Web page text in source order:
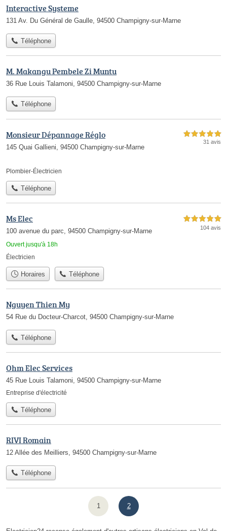
Interactive Systeme
131 Av. Du Général de Gaulle, 94500 Champigny-sur-Marne
Téléphone
M. Makangu Pembele Zi Muntu
36 Rue Louis Talamoni, 94500 Champigny-sur-Marne
Téléphone
Monsieur Dépannage Réglo
145 Quai Gallieni, 94500 Champigny-sur-Marne
5,0 étoiles sur 5
31 avis
Plombier-Électricien
Téléphone
Ms Elec
100 avenue du parc, 94500 Champigny-sur-Marne
Ouvert jusqu'à 18h
5,0 étoiles sur 5
104 avis
Électricien
Horaires Téléphone
Nguyen Thien My
54 Rue du Docteur-Charcot, 94500 Champigny-sur-Marne
Téléphone
Ohm Elec Services
45 Rue Louis Talamoni, 94500 Champigny-sur-Marne
Entreprise d'électricité
Téléphone
RIVI Romain
12 Allée des Meilliers, 94500 Champigny-sur-Marne
Téléphone
1 2